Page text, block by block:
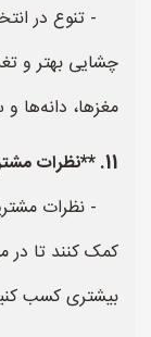
- تنوع در
چشایی بهتر و
مغزها، دانه‌ها
11. **نظرات مشتریان:**
- نظرات
کمک کنند تا
بیشتری کسب